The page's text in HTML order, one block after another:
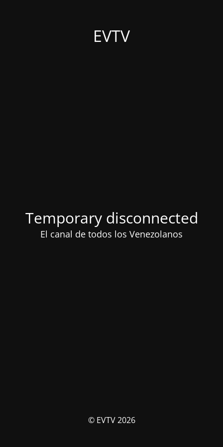
EVTV
Temporary disconnected
El canal de todos los Venezolanos
© EVTV 2026